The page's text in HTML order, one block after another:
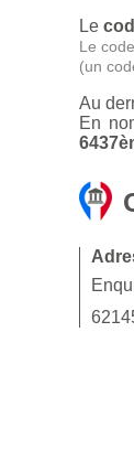
Le
Le
(un
Au
En